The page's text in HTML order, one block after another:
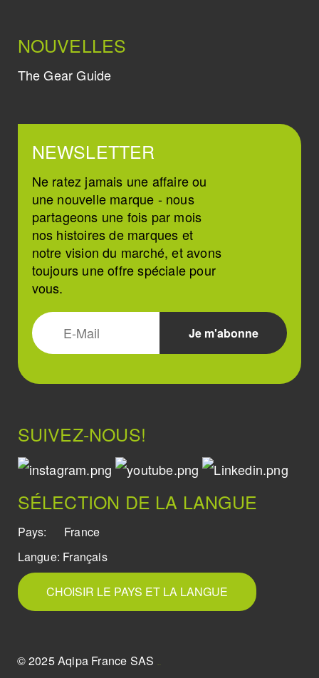
NOUVELLES
The Gear Guide
NEWSLETTER
Ne ratez jamais une affaire ou
une nouvelle marque - nous
partageons une fois par mois
nos histoires de marques et
notre vision du marché, et avons
toujours une offre spéciale pour
vous.
SUIVEZ-NOUS!
SÉLECTION DE LA LANGUE
Pays:
France
Langue: Français
CHOISIR LE PAYS ET LA LANGUE
© 2025 Aqipa France SAS